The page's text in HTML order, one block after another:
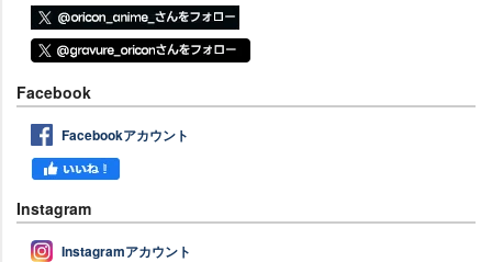
Facebook
Facebookアカウント
Instagram
Instagramアカウント